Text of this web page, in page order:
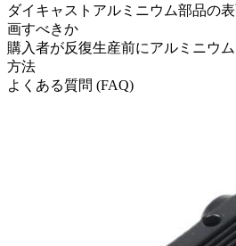
ダイキャストアルミニウム部品の
画すべきか
購入者が反復生産前にアルミニウ
方法
よくある質問 (FAQ)